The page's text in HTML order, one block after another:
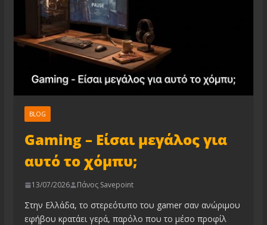
BLOG
Gaming – Είσαι μεγάλος για
αυτό το χόμπυ;
13/07/2026 Πάνος Savepoint
Στην Ελλάδα, το στερεότυπο του gamer σαν ανώριμου
εφήβου κρατάει γερά, παρόλο που το μέσο προφίλ